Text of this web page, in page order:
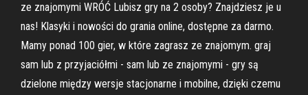
ze znajomymi WRÓĆ Lubisz gry na 2 osoby? Znajdziesz je u
nas! Klasyki i nowości do grania online, dostępne za darmo.
Mamy ponad 100 gier, w które zagrasz ze znajomym. graj
sam lub z przyjaciółmi - sam lub ze znajomymi - gry są
dzielone między wersje stacjonarne i mobilne, dzięki czemu